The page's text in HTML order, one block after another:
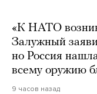
«К НАТО
Залужный
но Россия
всему оружию
9 часов назад